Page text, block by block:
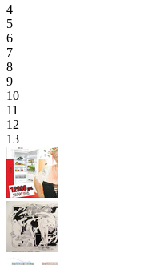
4
5
6
7
8
9
10
11
12
13